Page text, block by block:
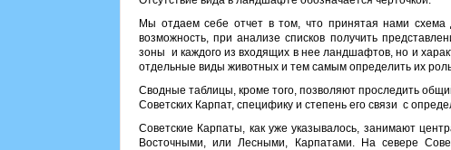
Мы отдаем себе отчет в том, что принятая нами схема
возможность, при анализе списков получить
зоны и каждого из входящих в нее ландшафтов, но и
отдельные виды животных и тем самым определить их
Сводные таблицы, кроме того, позволяют проследить
Советских Карпат, специфику и степень его связи с
Советские Карпаты, как уже указывалось, занимают
Восточными, или Лесными, Карпатами. На севере